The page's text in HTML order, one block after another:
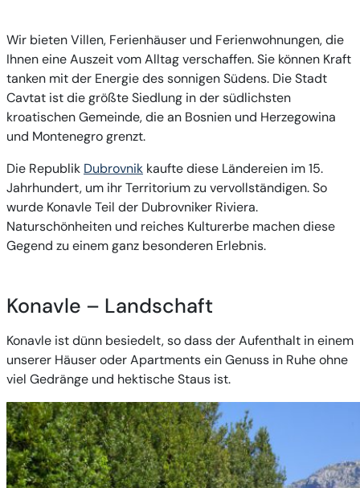
Wir bieten Villen, Ferienhäuser und Ferienwohnungen, die
Ihnen eine Auszeit vom Alltag verschaffen. Sie können Kraft
tanken mit der Energie des sonnigen Südens. Die Stadt
Cavtat ist die größte Siedlung in der südlichsten
kroatischen Gemeinde, die an Bosnien und Herzegowina
und Montenegro grenzt.
Die Republik Dubrovnik kaufte diese Ländereien im 15.
Jahrhundert, um ihr Territorium zu vervollständigen. So
wurde Konavle Teil der Dubrovniker Riviera.
Naturschönheiten und reiches Kulturerbe machen diese
Gegend zu einem ganz besonderen Erlebnis.
Konavle – Landschaft
Konavle ist dünn besiedelt, so dass der Aufenthalt in einem
unserer Häuser oder Apartments ein Genuss in Ruhe ohne
viel Gedränge und hektische Staus ist.